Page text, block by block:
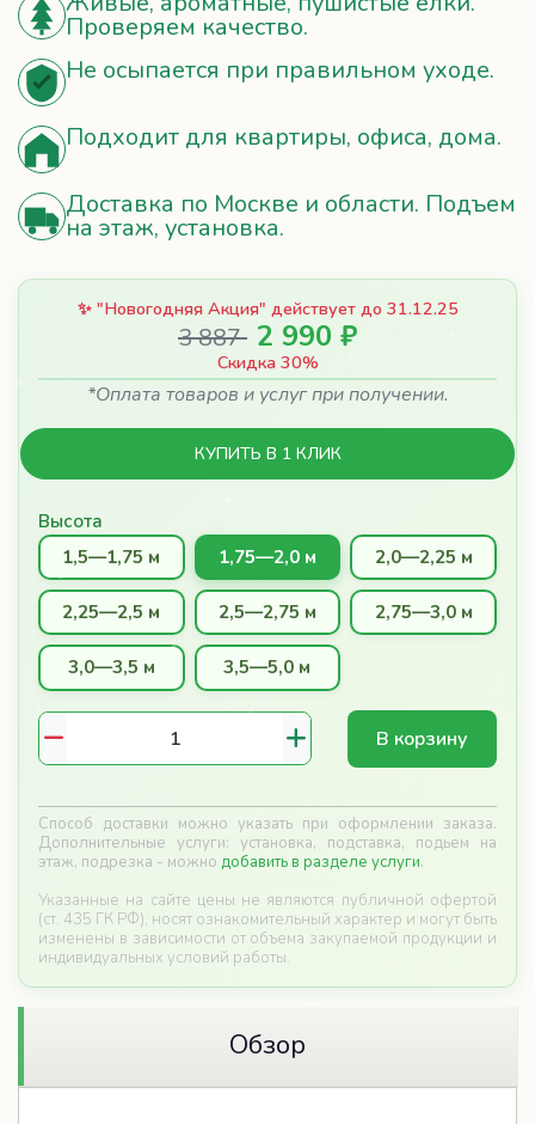
Подходит для квартиры, офиса, дома.
Доставка по Москве и области. Подъем
✨ "Новогодняя Акция" действует до 31.12.25
3 887 2 990 ₽
Скидка 30%
*Оплата товаров и услуг при получении.
КУПИТЬ В 1 КЛИК
Высота
3,0—3,5 м 3,5—5,0 м
В корзину
Дополнительные услуги: установка, подставка, подьем на
этаж, подрезка - можно
добавить в разделе услуги.
изменены в зависимости от объема закупаемой продукции и
индивидуальных условий работы.
Обзор
новогодняя ёлка, которая создаёт настоящее